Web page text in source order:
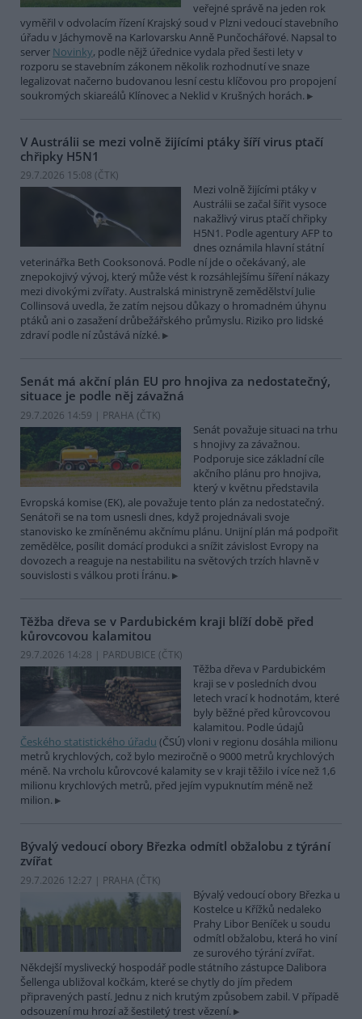
veřejné správě na jeden rok
vyměřil v odvolacím řízení Krajský soud v Plzni vedoucí stavebního
úřadu v Jáchymově na Karlovarsku Anně Punčochářové. Napsal to
server Novinky, podle nějž úřednice vydala před šesti lety v
rozporu se stavebním zákonem několik rozhodnutí ve snaze
legalizovat načerno budovanou lesní cestu klíčovou pro propojení
soukromých skiareálů Klínovec a Neklid v Krušných horách.
V Austrálii se mezi volně žijícími ptáky šíří virus ptačí
chřipky H5N1
29.7.2026 15:08 (ČTK)
Mezi volně žijícími ptáky v
Austrálii se začal šířit vysoce
nakažlivý virus ptačí chřipky
H5N1. Podle agentury AFP to
dnes oznámila hlavní státní
veterinářka Beth Cooksonová. Podle ní jde o očekávaný, ale
znepokojivý vývoj, který může vést k rozsáhlejšímu šíření nákazy
mezi divokými zvířaty. Australská ministryně zemědělství Julie
Collinsová uvedla, že zatím nejsou důkazy o hromadném úhynu
ptáků ani o zasažení drůbežářského průmyslu. Riziko pro lidské
zdraví podle ní zůstává nízké.
Senát má akční plán EU pro hnojiva za nedostatečný,
situace je podle něj závažná
29.7.2026 14:59 | PRAHA (ČTK)
Senát považuje situaci na trhu
s hnojivy za závažnou.
Podporuje sice základní cíle
akčního plánu pro hnojiva,
který v květnu představila
Evropská komise (EK), ale považuje tento plán za nedostatečný.
Senátoři se na tom usnesli dnes, když projednávali svoje
stanovisko ke zmíněnému akčnímu plánu. Unijní plán má podpořit
zemědělce, posílit domácí produkci a snížit závislost Evropy na
dovozech a reaguje na nestabilitu na světových trzích hlavně v
souvislosti s válkou proti Íránu.
Těžba dřeva se v Pardubickém kraji blíží době před
kůrovcovou kalamitou
29.7.2026 14:28 | PARDUBICE (ČTK)
Těžba dřeva v Pardubickém
kraji se v posledních dvou
letech vrací k hodnotám, které
byly běžné před kůrovcovou
kalamitou. Podle údajů
Českého statistického úřadu (ČSÚ) vloni v regionu dosáhla milionu
metrů krychlových, což bylo meziročně o 9000 metrů krychlových
méně. Na vrcholu kůrovcové kalamity se v kraji těžilo i více než 1,6
milionu krychlových metrů, před jejím vypuknutím méně než
milion.
Bývalý vedoucí obory Březka odmítl obžalobu z týrání
zvířat
29.7.2026 12:27 | PRAHA (ČTK)
Bývalý vedoucí obory Březka u
Kostelce u Křížků nedaleko
Prahy Libor Beníček u soudu
odmítl obžalobu, která ho viní
ze surového týrání zvířat.
Někdejší myslivecký hospodář podle státního zástupce Dalibora
Šellenga ubližoval kočkám, které se chytly do jím předem
připravených pastí. Jednu z nich krutým způsobem zabil. V případě
odsouzení mu hrozí až šestiletý trest vězení.